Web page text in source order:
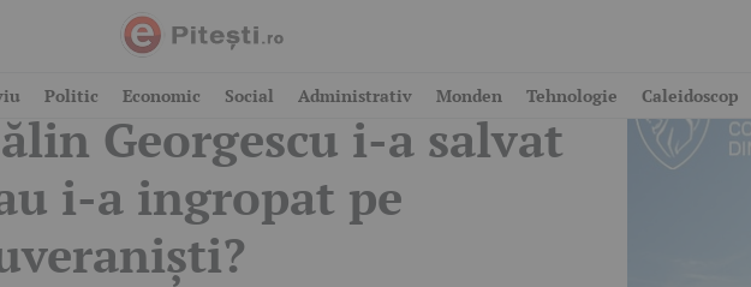
Politic Economic Social Administrativ Monden Tehnologie Caleidoscop
din București:
Georgescu i-a salvat
i-a ingropat pe